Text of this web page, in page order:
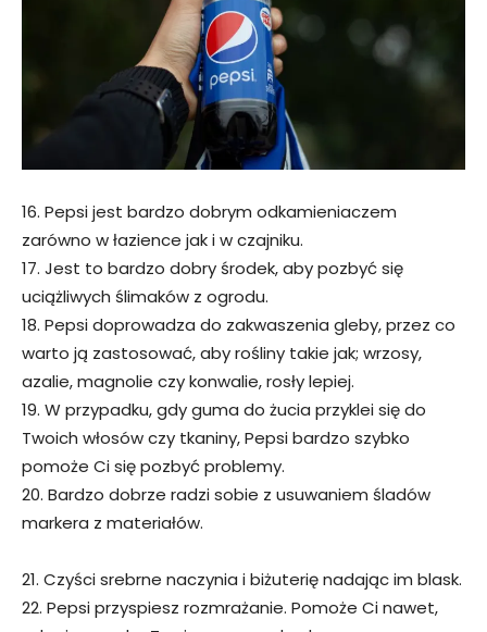
16. Pepsi jest bardzo dobrym odkamieniaczem
zarówno w łazience jak i w czajniku.
17. Jest to bardzo dobry środek, aby pozbyć się
uciążliwych ślimaków z ogrodu.
18. Pepsi doprowadza do zakwaszenia gleby, przez co
warto ją zastosować, aby rośliny takie jak; wrzosy,
azalie, magnolie czy konwalie, rosły lepiej.
19. W przypadku, gdy guma do żucia przyklei się do
Twoich włosów czy tkaniny, Pepsi bardzo szybko
pomoże Ci się pozbyć problemy.
20. Bardzo dobrze radzi sobie z usuwaniem śladów
markera z materiałów.
21. Czyści srebrne naczynia i biżuterię nadając im blask.
22. Pepsi przyspiesz rozmrażanie. Pomoże Ci nawet,